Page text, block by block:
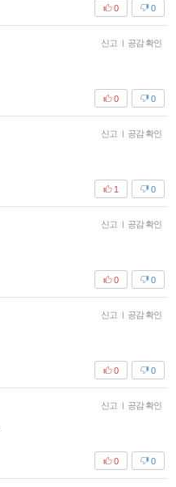
0
0
신고 | 공감 확인
0
0
신고 | 공감 확인
0
1
신고 | 공감 확인
0
0
신고 | 공감 확인
0
0
신고 | 공감 확인
0
0